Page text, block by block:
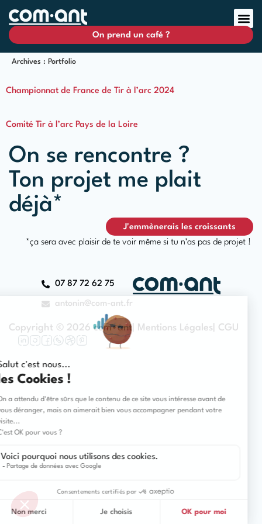
On prend un café ?
Archives : Portfolio
Championnat de France de Tir à l’arc 2024
Comité Tir à l’arc Pays de la Loire
On se rencontre ?
Ton projet me plait
déjà*
J'emmènerais les croissants
*ça sera avec plaisir de te voir même si tu n’as pas de projet !
07 87 72 62 75
antonin@com-ant.fr
Copyright © 2026 com•ant | Mentions Légales | CGU